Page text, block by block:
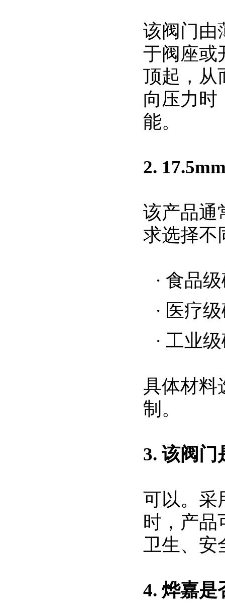
该阀门由
于阀座或
顶起，从
向压力时
能。
2.
该产品通
求选择不
· 食品
· 医疗
· 工业
具体材料
制。
3. 该阀门
可以。采
时，产品
卫生、安
4. 烨嘉是